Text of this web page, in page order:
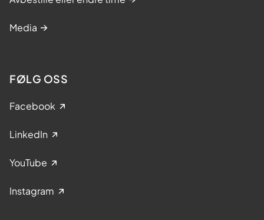
Media
FØLG OSS
Facebook
LinkedIn
YouTube
Instagram